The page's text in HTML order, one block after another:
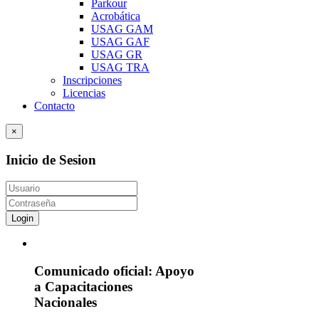
Parkour
Acrobática
USAG GAM
USAG GAF
USAG GR
USAG TRA
Inscripciones
Licencias
Contacto
×
Inicio de Sesion
Login
Comunicado oficial: Apoyo
a Capacitaciones
Nacionales